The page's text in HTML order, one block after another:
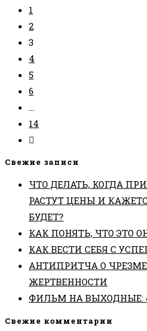
на
предыдущую
страницу
1
2
3
4
5
6
…
14
Перейти
страницу
Свежие записи
ЧТО ДЕЛАТЬ, КОГДА
РАСТУТ ЦЕНЫ И
БУДЕТ?
КАК ПОНЯТЬ, ЧТО ЭТО
КАК ВЕСТИ СЕБЯ С
АНТИПРИТЧА О
ЖЕРТВЕННОСТИ
ФИЛЬМ НА ВЫХОДНЫЕ:
Свежие комментарии